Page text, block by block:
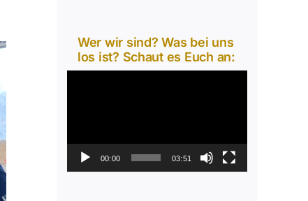
Wer wir sind? Was bei uns
los ist? Schaut es Euch an:
00:00 03:51